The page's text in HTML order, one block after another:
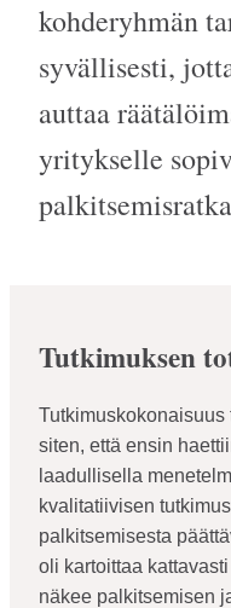
kohderyhmän
syvällisesti,
auttaa
yritykselle
Tutkimuksen
siten, että ensin
laadullisella
kvalitatiivisen
palkitsemisesta
oli kartoittaa
näkee palkitsemisen